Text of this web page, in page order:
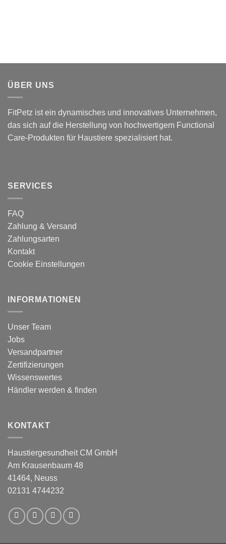
ÜBER UNS
FitPetz ist ein dynamisches und innovatives Unternehmen,
das sich auf die Herstellung von hochwertigem Functional
Care-Produkten für Haustiere spezialisiert hat.
SERVICES
FAQ
Zahlung & Versand
Zahlungsarten
Kontakt
Cookie Einstellungen
INFORMATIONEN
Unser Team
Jobs
Versandpartner
Zertifizierungen
Wissenswertes
Händler werden & finden
KONTAKT
Haustiergesundheit CM GmbH
Am Krausenbaum 48
41464, Neuss
02131 4744232